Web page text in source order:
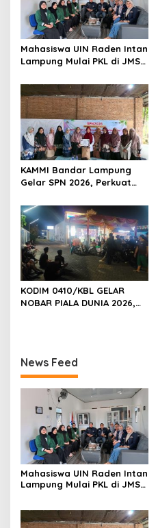
p
o
s
Mahasiswa UIN Raden Intan
Lampung Mulai PKL di JMSI
KAMMI Bandar Lampung
Gelar SPN 2026, Perkuat
Tantangan Zaman
KODIM 0410/KBL GELAR
NOBAR PIALA DUNIA 2026,
News Feed
Mahasiswa UIN Raden Intan
Lampung Mulai PKL di JMSI